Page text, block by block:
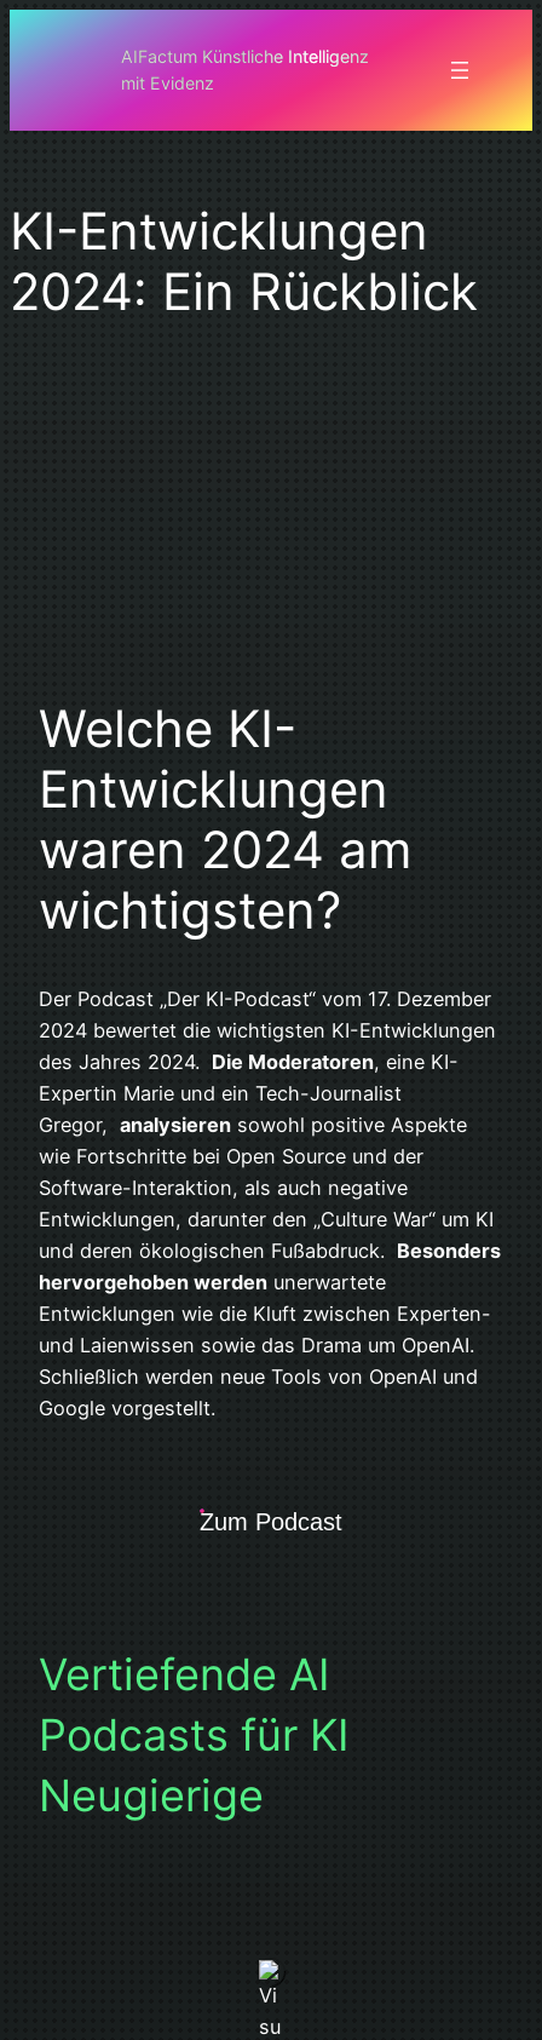
AIFactum Künstliche Intelligenz
mit Evidenz
KI-Entwicklungen
2024: Ein Rückblick
Welche KI-
Entwicklungen
waren 2024 am
wichtigsten?
Der Podcast „Der KI-Podcast“ vom 17. Dezember
2024 bewertet die wichtigsten KI-Entwicklungen
des Jahres 2024. Die Moderatoren, eine KI-
Expertin Marie und ein Tech-Journalist
Gregor, analysieren sowohl positive Aspekte
wie Fortschritte bei Open Source und der
Software-Interaktion, als auch negative
Entwicklungen, darunter den „Culture War“ um KI
und deren ökologischen Fußabdruck. Besonders
hervorgehoben werden unerwartete
Entwicklungen wie die Kluft zwischen Experten-
und Laienwissen sowie das Drama um OpenAI.
Schließlich werden neue Tools von OpenAI und
Google vorgestellt.
Zum Podcast
Vertiefende AI
Podcasts für KI
Neugierige